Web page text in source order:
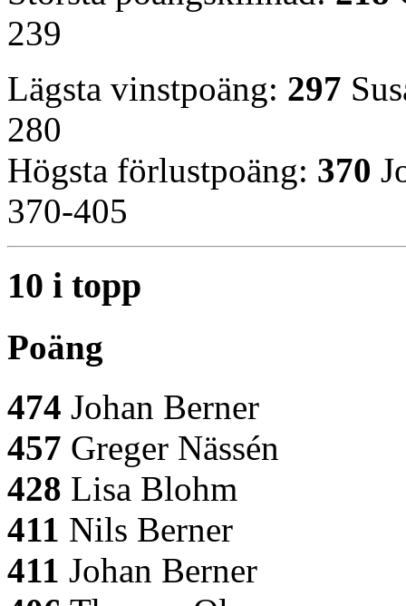
239
Lägsta vinstpoäng: 297
280
Högsta förlustpoäng: 370
370-405
10 i topp
Poäng
474 Johan Berner
457 Greger Nässén
428 Lisa Blohm
411 Nils Berner
411 Johan Berner